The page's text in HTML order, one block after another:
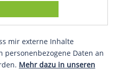
mir externe Inhalte
personenbezogene Daten an
Mehr dazu in unseren